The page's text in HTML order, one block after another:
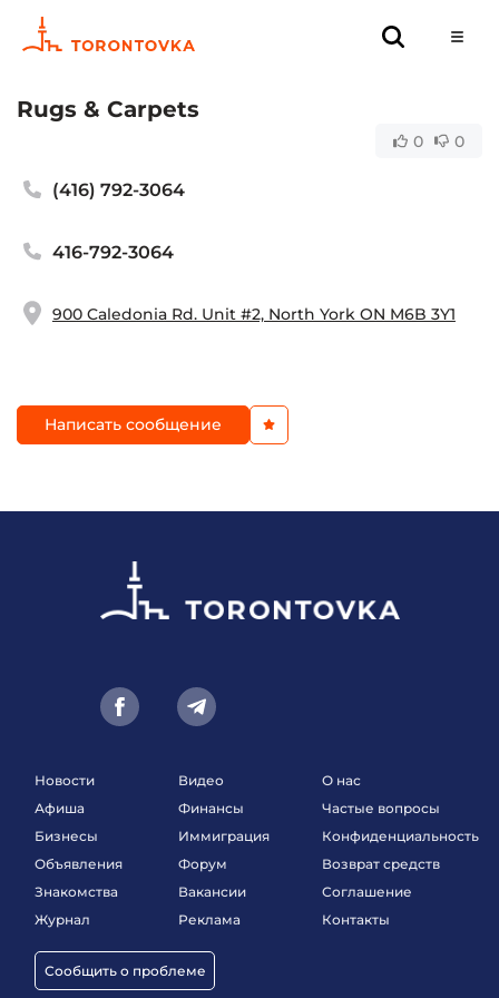
Rugs & Carpets
0 0
(416) 792-3064
416-792-3064
900 Caledonia Rd. Unit #2, North York ON M6B 3Y1
Написать сообщение
Новости
Афиша
Бизнесы
Объявления
Знакомства
Журнал
Сообщить о проблеме
Видео
Финансы
Иммиграция
Форум
Вакансии
Реклама
О нас
Частые вопросы
Конфиденциальность
Возврат средств
Соглашение
Контакты